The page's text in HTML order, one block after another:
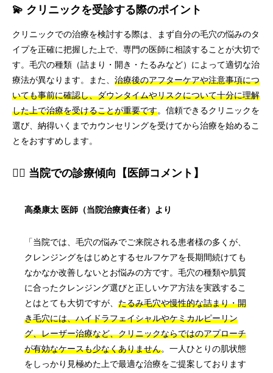
💫 クリニックを受診する際のポイント
クリニックでの治療を検討する際は、まず自分の毛穴の悩みのタ
イプを正確に把握した上で、専門の医師に相談することが大切で
す。毛穴の種類（詰まり・開き・たるみなど）によって適切な治
療法が異なります。また、 治療後のアフターケアや注意事項につ
いても事前に確認し、ダウンタイムやリスクについて十分に理解
した上で治療を受けることが重要です。信頼できるクリニックを
選び、納得いくまでカウンセリングを受けてから治療を始めるこ
とをおすすめします。
👨‍⚕️ 当院での診療傾向【医師コメント】
高桑康太 医師（当院治療責任者）より
「当院では、毛穴の悩みでご来院される患者様の多くが、
クレンジングをはじめとするセルフケアを長期間続けても
なかなか改善しないとお悩みの方です。毛穴の種類や肌質
に合ったクレンジング選びと正しいケア方法を実践するこ
とはとても大切ですが、 たるみ毛穴や慢性的な詰まり・開
き毛穴には、ハイドラフェイシャルやケミカルピーリン
グ、レーザー治療など、クリニックならではのアプローチ
が有効なケースも少なくありません。一人ひとりの肌状態
をしっかり見極めた上で最適な治療をご提案しております